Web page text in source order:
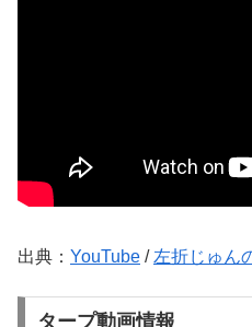
出典： YouTube / 左折じゅん
タープ動画情報